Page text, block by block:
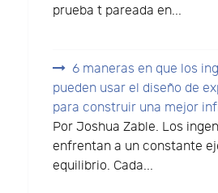
prueba t pareada en...
6 maneras en que los
pueden usar el diseño de
para construir una mejor
Por Joshua Zable. Los
enfrentan a un constante
equilibrio. Cada...